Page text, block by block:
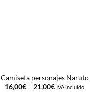
Camiseta personajes Naruto
16,00€ – 21,00€ IVA incluido